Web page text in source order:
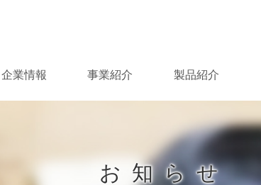
企業情報 事業紹介 製品紹介
お知らせ